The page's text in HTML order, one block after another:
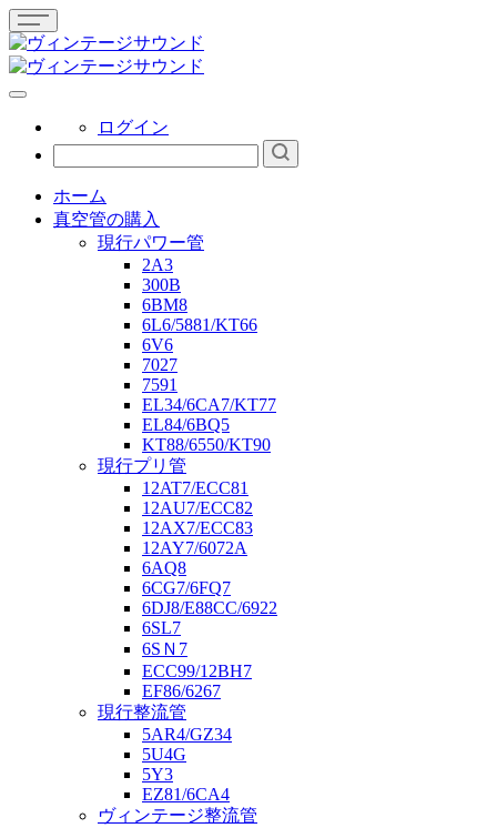
ログイン
ホーム
真空管の購入
現行パワー管
2A3
300B
6BM8
6L6/5881/KT66
6V6
7027
7591
EL34/6CA7/KT77
EL84/6BQ5
KT88/6550/KT90
現行プリ管
12AT7/ECC81
12AU7/ECC82
12AX7/ECC83
12AY7/6072A
6AQ8
6CG7/6FQ7
6DJ8/E88CC/6922
6SL7
6SＮ7
ECC99/12BH7
EF86/6267
現行整流管
5AR4/GZ34
5U4G
5Y3
EZ81/6CA4
ヴィンテージ整流管